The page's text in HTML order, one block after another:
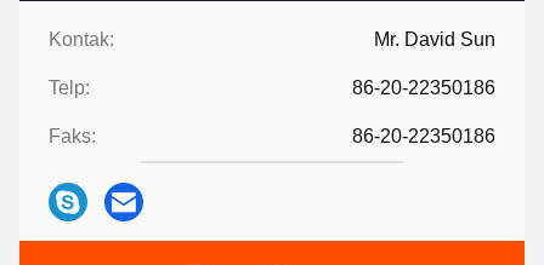
Kontak: Mr. David Sun
Telp: 86-20-22350186
Faks: 86-20-22350186